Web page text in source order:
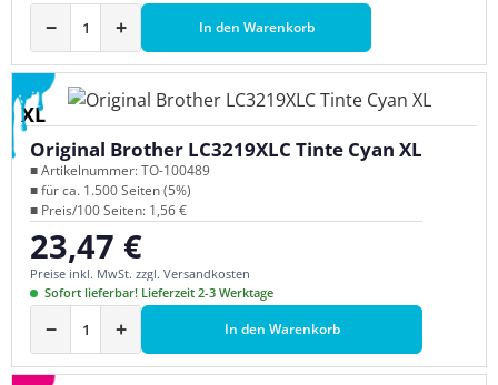
− + In den Warenkorb
XL
Original Brother LC3219XLC Tinte Cyan XL
■ Artikelnummer: TO-100489
■ für ca. 1.500 Seiten (5%)
■ Preis/100 Seiten: 1,56 €
Regulärer Preis:
23,47 €
Preise inkl. MwSt. zzgl. Versandkosten
Sofort lieferbar! Lieferzeit 2-3 Werktage
− + In den Warenkorb